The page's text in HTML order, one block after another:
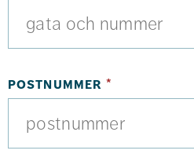
postnummer*